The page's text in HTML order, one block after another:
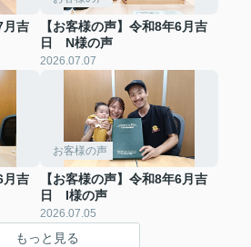
月吉
【お客様の声】令和8年6月吉
日 N様の声
2026.07.07
月吉
お客様の声
【お客様の声】令和8年6月吉
日 I様の声
2026.07.05
もっと見る